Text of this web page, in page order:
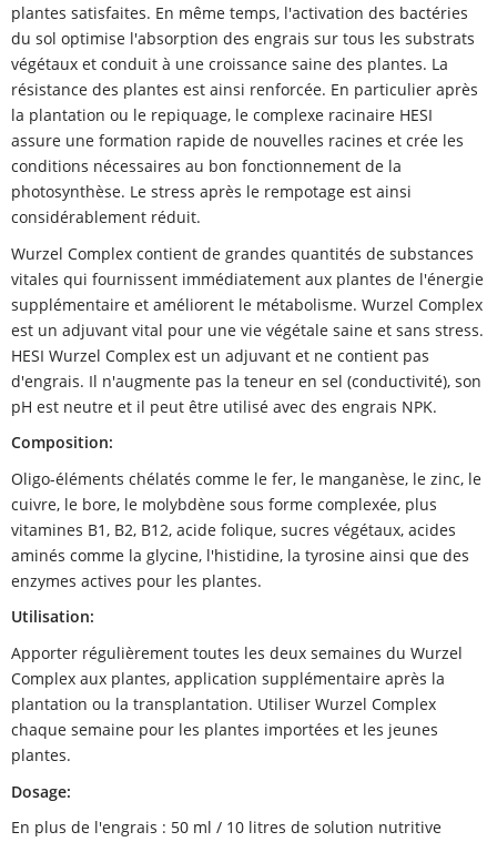
plantes satisfaites. En même temps, l'activation des bactéries
du sol optimise l'absorption des engrais sur tous les substrats
végétaux et conduit à une croissance saine des plantes. La
résistance des plantes est ainsi renforcée. En particulier après
la plantation ou le repiquage, le complexe racinaire HESI
assure une formation rapide de nouvelles racines et crée les
conditions nécessaires au bon fonctionnement de la
photosynthèse. Le stress après le rempotage est ainsi
considérablement réduit.
Wurzel Complex contient de grandes quantités de substances
vitales qui fournissent immédiatement aux plantes de l'énergie
supplémentaire et améliorent le métabolisme. Wurzel Complex
est un adjuvant vital pour une vie végétale saine et sans stress.
HESI Wurzel Complex est un adjuvant et ne contient pas
d'engrais. Il n'augmente pas la teneur en sel (conductivité), son
pH est neutre et il peut être utilisé avec des engrais NPK.
Composition:
Oligo-éléments chélatés comme le fer, le manganèse, le zinc, le
cuivre, le bore, le molybdène sous forme complexée, plus
vitamines B1, B2, B12, acide folique, sucres végétaux, acides
aminés comme la glycine, l'histidine, la tyrosine ainsi que des
enzymes actives pour les plantes.
Utilisation:
Apporter régulièrement toutes les deux semaines du Wurzel
Complex aux plantes, application supplémentaire après la
plantation ou la transplantation. Utiliser Wurzel Complex
chaque semaine pour les plantes importées et les jeunes
plantes.
Dosage:
En plus de l'engrais : 50 ml / 10 litres de solution nutritive